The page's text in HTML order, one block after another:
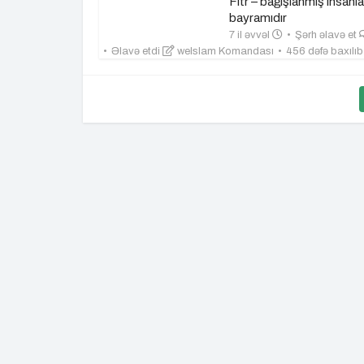
bayramıdır
7 il əvvəl
Şərh əlavə et
Əlavə etdi
weIslam Komandası 456 dəfə baxılıb